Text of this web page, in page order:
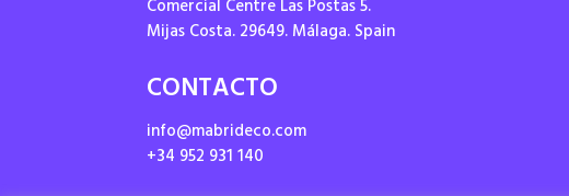
Comercial Centre Las Postas 5.
Mijas Costa. 29649. Málaga. Spain
CONTACTO
info@mabrideco.com
+34 952 931 140